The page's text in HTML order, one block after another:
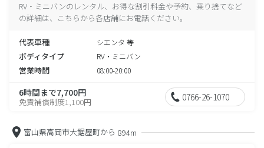
RV・ミニバンのレンタル、お得な割引料金や予約、乗り捨てなど
の詳細は、こちらから各店舗にお電話ください。
代表車種 シエンタ 等
ボディタイプ RV・ミニバン
営業時間 08:00-20:00
6時間まで7,700円
免責補償制度1,100円 0766-26-1070
富山県高岡市大鋸屋町から 894m